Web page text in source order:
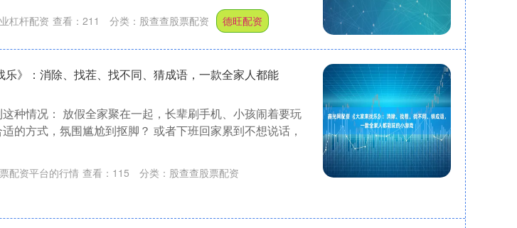
杠杆配资 查看： 211 分类： 股查查股票配资 德旺配资
乐》：消除、找茬、找不同、猜成语，一款全家人都能
种情况： 放假全家聚在一起，长辈刷手机、小孩闹着要玩
的方式，氛围尴尬到抠脚？ 或者下班回家累到不想说话，
配资平台的行情 查看： 115 分类： 股查查股票配资